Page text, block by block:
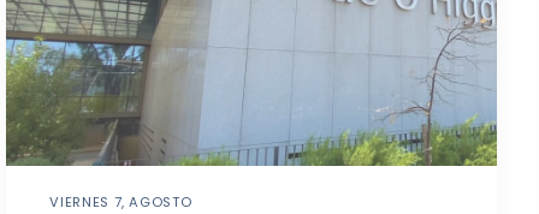
VIERNES 7, AGOSTO